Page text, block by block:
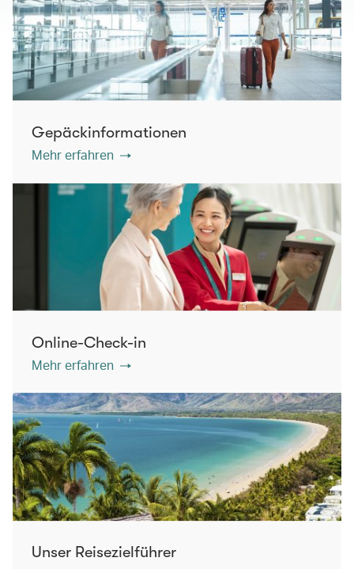
Gepäckinformationen
Mehr erfahren
Online-Check-in
Mehr erfahren
Unser Reisezielführer